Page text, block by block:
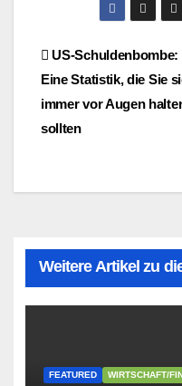
US-Schuldenbombe:
Eine Statistik, die Sie
immer vor Augen
sollten
Weitere Artikel zu
FEATURED WIRTSCHAFT/